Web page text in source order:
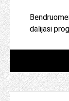
dalijasi